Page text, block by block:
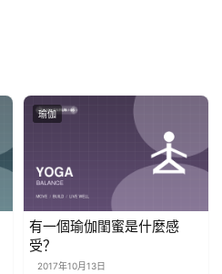
瑜伽
有一個瑜伽閨蜜是什麼感
受？
2017年10月13日